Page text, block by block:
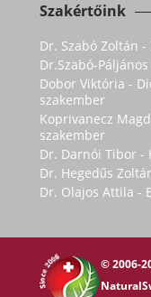
Szakértőink
Dr. Szabó Zoltán -
Dr.Szabó-
Dobor Viktória -
szakember
Koprivanecz
szakember
Dr. Darnói Tibor -
Dr. Hegedűs
Dr. Olajos Attila -
© 2006-